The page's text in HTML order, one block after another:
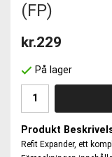
(FP)
kr.229
På lager
Produkt
Refit Expander, ett